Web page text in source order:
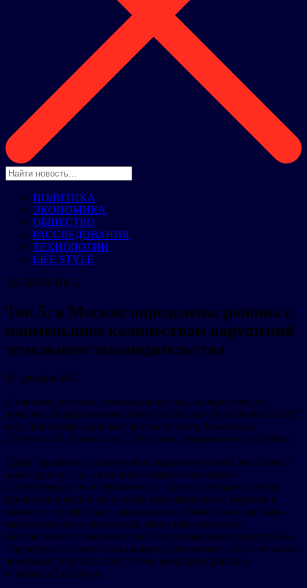
ПОЛИТИКА
ЭКОНОМИКА
ОБЩЕСТВО
РАССЛЕДОВАНИЯ
ТЕХНОЛОГИИ
LIFE STYLE
ЭКОНОМИКА
Топ 5: в Москве определены районы с
наименьшим количеством нарушений
земельного законодательства
16 декабря 2021
В пятерку районов с минимальным числом нарушений в
земельно-имущественной сфере по итогам проведённой в 2021
году инвентаризации города вошли: Бескудниковский,
Гагаринский, Восточный, Проспект Вернадского и Марфино.
Предотвращение и пресечение правонарушений земельного
законодательства – ключевое направление работы
Госинспекции по недвижимости. Специалисты ведомства
проанализировали результаты инвентаризации районов и
выявили территории с наименьшим количеством земельно-
имущественных нарушений, таких как: нецелевое
использование земельных участков, ограничение доступа на
территорию общего пользования, неосвоение либо самозахват
земельных участков, отсутствие земельно-правовых
отношений и другие.